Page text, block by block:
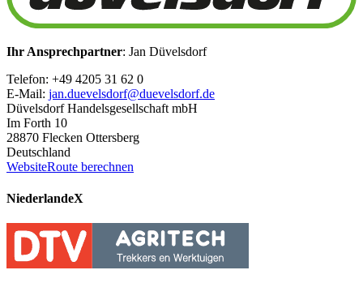
Ihr Ansprechpartner: Jan Düvelsdorf
Telefon: +49 4205 31 62 0
E-Mail: jan.duevelsdorf@duevelsdorf.de
Düvelsdorf Handelsgesellschaft mbH
Im Forth 10
28870 Flecken Ottersberg
Deutschland
WebsiteRoute berechnen
NiederlandeX